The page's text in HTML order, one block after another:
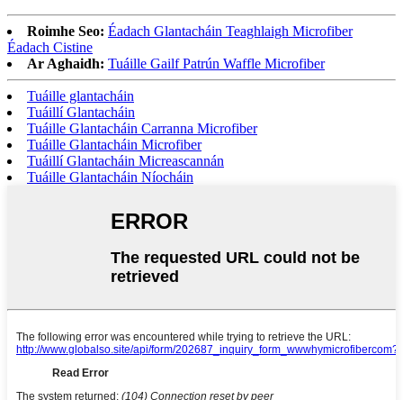
Roimhe Seo: Éadach Glantacháin Teaghlaigh Microfiber
Éadach Cistine
Ar Aghaidh: Tuáille Gailf Patrún Waffle Microfiber
Tuáille glantacháin
Tuáillí Glantacháin
Tuáille Glantacháin Carranna Microfiber
Tuáille Glantacháin Microfiber
Tuáillí Glantacháin Micreascannán
Tuáille Glantacháin Níocháin